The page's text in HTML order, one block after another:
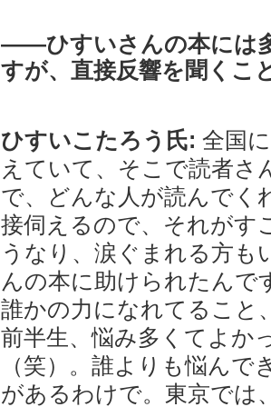
――ひすいさんの本には
すが、直接反響を聞くこ
ひすいこたろう氏: 全国
えていて、そこで読者さ
で、どんな人が読んでく
接伺えるので、それがす
うなり、涙ぐまれる方も
んの本に助けられたんで
誰かの力になれてること
前半生、悩み多くてよか
（笑）。誰よりも悩ん
があるわけで。東京では